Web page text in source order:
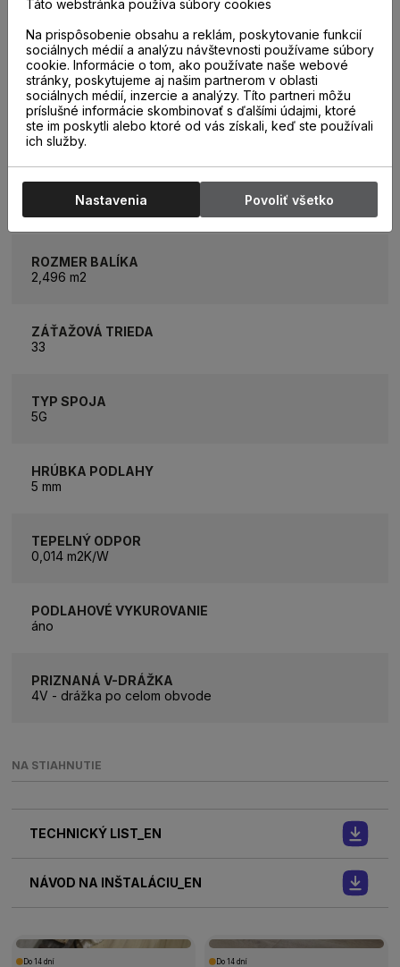
KATEGÓRIA
Kompozitné vodoodolné podlahy
KOLEKCIA
Amaron Superiore
ROZMER LAMELY
2180 x 229 mm
ROZMER BALÍKA
2,496 m2
ZÁŤAŽOVÁ TRIEDA
33
TYP SPOJA
5G
HRÚBKA PODLAHY
5 mm
TEPELNÝ ODPOR
0,014 m2K/W
PODLAHOVÉ VYKUROVANIE
áno
PRIZNANÁ V-DRÁŽKA
4V - drážka po celom obvode
NA STIAHNUTIE
TECHNICKÝ LIST_EN
NÁVOD NA INŠTALÁCIU_EN
Do 14 dní Do 14 dní
Táto webstránka používa súbory cookies
Na prispôsobenie obsahu a reklám, poskytovanie funkcií
sociálnych médií a analýzu návštevnosti používame súbory
cookie. Informácie o tom, ako používate naše webové
stránky, poskytujeme aj našim partnerom v oblasti
sociálnych médií, inzercie a analýzy. Títo partneri môžu
príslušné informácie skombinovať s ďalšími údajmi, ktoré
ste im poskytli alebo ktoré od vás získali, keď ste používali
ich služby.
Nastavenia Povoliť všetko